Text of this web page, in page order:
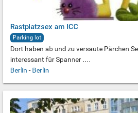
Rastplatzsex am ICC
Parking lot
Dort haben ab und zu versaute Pärchen
interessant für Spanner ....
Berlin - Berlin